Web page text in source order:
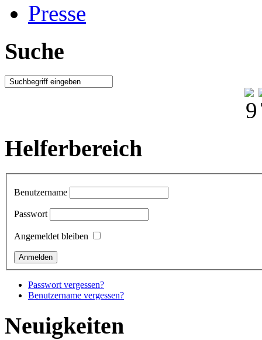
Presse
Suche
Helferbereich
Benutzername
Passwort
Angemeldet bleiben
Passwort vergessen?
Benutzername vergessen?
Neuigkeiten